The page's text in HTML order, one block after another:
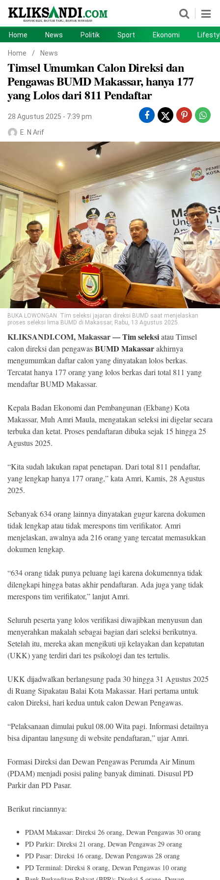
Politik Sport
Ekonomi Lifestyle
Teknologi
Copyright
2026
Klik
Sandi
All
right
reserved
Home News Politik Sport Ekonomi
Home / News
Timsel Umumkan Calon Direksi dan
Pengawas BUMD Makassar, hanya 177
yang Lolos dari 811 Pendaftar
28 Agustus 2025 - 7:39 pm
E. N Arif
BUKA LOWONGAN. Tim seleksi jajaran direksi BUMD saat menjelaskan
proses seleksi lima BUMD di Makassar, Rabu, 13 Agustus 2025.
KLIKSANDI.COM, Makassar —Tim seleksiatau Timsel
calon direksi dan pengawasBUMD Makassarakhirnya
mengumumkan daftar calon yang dinyatakan lolos berkas.
Tercatat hanya 177 orang yang lolos berkas dari total 811 yang
mendaftar BUMD Makassar.
Kepala Badan Ekonomi dan Pembangunan (Ekbang) Kota
Makassar, Muh Amri Maula, mengatakan seleksi ini digelar secara
terbuka dan ketat. Proses pendaftaran dibuka sejak 15 hingga 25
Agustus 2025.
“Kita sudah lakukan rapat penetapan. Dari total 811 pendaftar,
yang lengkap hanya 177 orang,” kata Amri, Kamis, 28 Agustus
2025.
Sebanyak 634 orang lainnya dinyatakan gugur karena dokumen
tidak lengkap atau tidak merespons tim verifikator. Amri
menjelaskan, awalnya ada 216 orang yang tercatat memasukkan
dokumen lengkap.
“634 orang tidak punya peluang lagi karena dokumennya tidak
dilengkapi hingga batas akhir pendaftaran. Ada juga yang tidak
merespons tim verifikator,” lanjut Amri.
Seluruh peserta yang lolos verifikasi diwajibkan menyusun dan
menyerahkan makalah sebagai bagian dari seleksi berikutnya.
Setelah itu, mereka akan mengikuti uji kelayakan dan kepatutan
(UKK) yang terdiri dari tes psikologi dan tes tertulis.
UKK dijadwalkan berlangsung pada 30 hingga 31 Agustus 2025
di Ruang Sipakatau Balai Kota Makassar. Hari pertama untuk
calon Direksi, hari kedua untuk calon Dewan Pengawas.
“Pelaksanaan dimulai pukul 08.00 Wita pagi. Informasi detailnya
bisa dipantau langsung di website pendaftaran,” ujar Amri.
Formasi Direksi dan Dewan Pengawas Perumda Air Minum
(PDAM) menjadi posisi paling banyak diminati. Disusul PD
Parkir dan PD Pasar.
Berikut rinciannya:
PDAM Makassar: Direksi 26 orang, Dewan Pengawas 30 orang
PD Parkir: Direksi 21 orang, Dewan Pengawas 29 orang
PD Pasar: Direksi 16 orang, Dewan Pengawas 28 orang
PD Terminal: Direksi 8 orang, Dewan Pengawas 10 orang